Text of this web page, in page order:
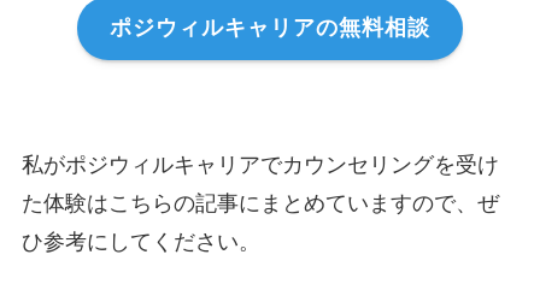
ポジウィルキャリアの無料相談
私がポジウィルキャリアでカウンセリングを受け
た体験はこちらの記事にまとめていますので、ぜ
ひ参考にしてください。